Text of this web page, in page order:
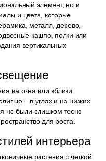
элемент, но и
и цвета, которые
металл, дерево,
кашпо, полки или
вертикальных
на окна или вблизи
– в углах и на низких
не были слишком тесно
для роста.
интерьера
растения с четкой